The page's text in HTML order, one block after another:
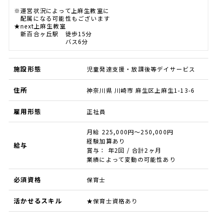
※運営状況によって上麻生教室に
配属になる可能性もございます
★next上麻生教室
新百合ヶ丘駅 徒歩15分
バス6分
施設形態 児童発達支援・放課後等デイサービス
住所 神奈川県 川崎市 麻生区上麻生1-13-6
雇用形態 正社員
給与
月給 225,000円～250,000円
経験加算あり
賞与： 年2回 / 合計2ヶ月
業績によって変動の可能性あり
必須資格 保育士
活かせるスキル ★保育士資格あり